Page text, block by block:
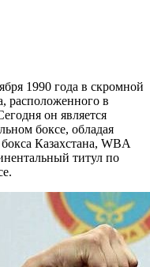
1990 года в скромной
расположенного в
он является
боксе, обладая
Казахстана, WBA
титул по